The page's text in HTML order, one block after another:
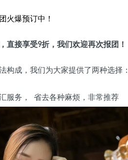
火爆预订中！
直接享受9折，我们欢迎再次报团！
构成，我们为大家提供了两种选择：
服务， 省去各种麻烦，非常推荐